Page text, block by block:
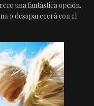
una fantástica opción.
o desaparecerá con el